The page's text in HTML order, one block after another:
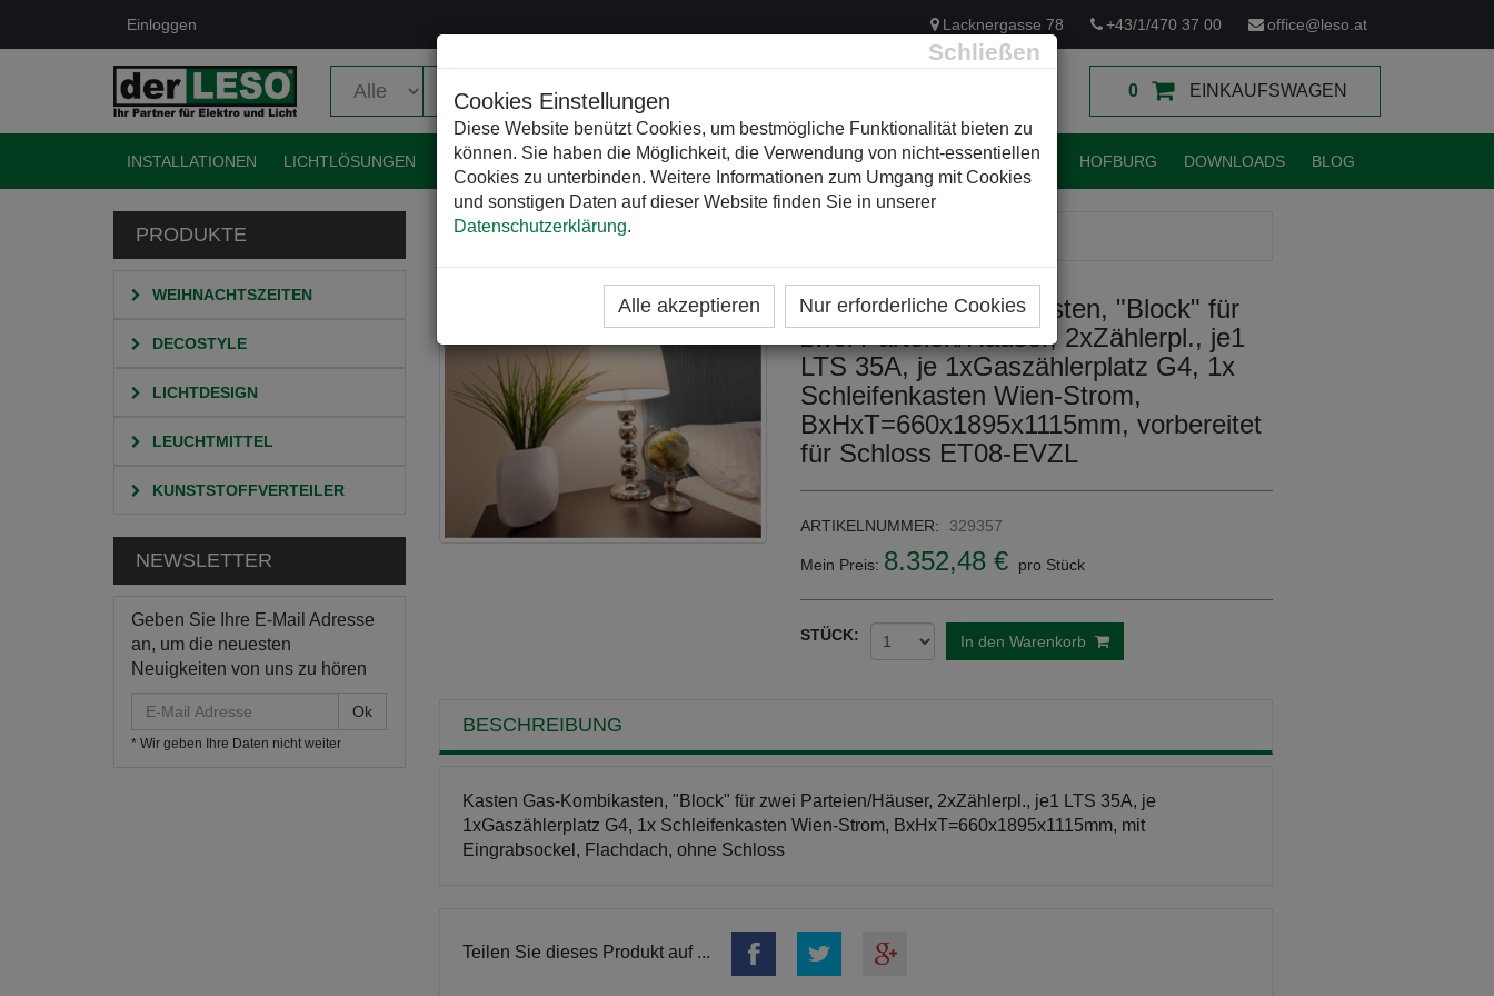
Schließen
Cookies Einstellungen
Diese Website benützt Cookies, um bestmögliche Funktionalität bieten zu
können. Sie haben die Möglichkeit, die Verwendung von nicht-essentiellen
Cookies zu unterbinden. Weitere Informationen zum Umgang mit Cookies
und sonstigen Daten auf dieser Website finden Sie in unserer
Datenschutzerklärung.
Alle akzeptieren Nur erforderliche Cookies
Einloggen Lacknergasse 78 +43/1/470 37 00 office@leso.at
0 EINKAUFSWAGEN
INSTALLATIONEN LICHTLÖSUNGEN EVENTELEKTRIK KUNSTSTOFFVERTEILER WEIHNACHTSBELEUCHTUNGEN HOFBURG DOWNLOADS BLOG
PRODUKTE
WEIHNACHTSZEITEN
DECOSTYLE
LICHTDESIGN
LEUCHTMITTEL
KUNSTSTOFFVERTEILER
NEWSLETTER
Geben Sie Ihre E-Mail Adresse
an, um die neuesten
Neuigkeiten von uns zu hören
Mail
Adresse
* Wir geben Ihre Daten nicht weiter
HOME KATEGORIEN
Kasten Gas-Kombikasten, "Block" für
zwei Parteien/Häuser, 2xZählerpl., je1
LTS 35A, je 1xGaszählerplatz G4, 1x
Schleifenkasten Wien-Strom,
BxHxT=660x1895x1115mm, vorbereitet
für Schloss ET08-EVZL
ARTIKELNUMMER: 329357
Mein Preis: 8.352,48 € pro Stück
STÜCK: In den Warenkorb
BESCHREIBUNG
Kasten Gas-Kombikasten, "Block" für zwei Parteien/Häuser, 2xZählerpl., je1 LTS 35A, je
1xGaszählerplatz G4, 1x Schleifenkasten Wien-Strom, BxHxT=660x1895x1115mm, mit
Eingrabsockel, Flachdach, ohne Schloss
Teilen Sie dieses Produkt auf ...